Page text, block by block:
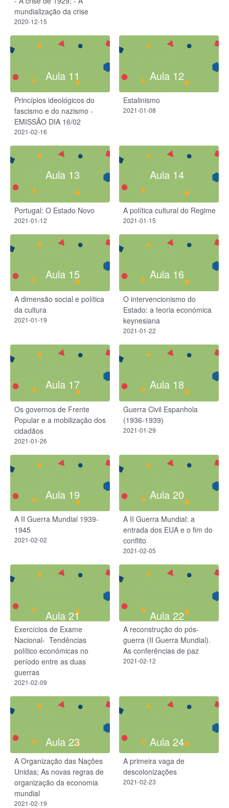
mundialização da crise
2020-12-15
Aula 11
Princípios ideológicos do
fascismo e do nazismo -
EMISSÃO DIA 16/02
2021-02-16
Aula 12
Estalinismo
2021-01-08
Aula 13
Portugal: O Estado Novo
2021-01-12
Aula 14
A política cultural do Regime
2021-01-15
Aula 15
A dimensão social e política
da cultura
2021-01-19
Aula 16
O intervencionismo do
Estado: a teoria económica
keynesiana
2021-01-22
Aula 17
Os governos de Frente
Popular e a mobilização dos
cidadãos
2021-01-26
Aula 18
Guerra Civil Espanhola
(1936-1939)
2021-01-29
Aula 19
A II Guerra Mundial 1939-
1945​
2021-02-02
Aula 20
A II Guerra Mundial: a
entrada dos EUA e o fim do
conflito
2021-02-05
Aula 21
Exercícios de Exame
Nacional- ​ Tendências
político económicas no
período entre as duas
guerras
2021-02-09
Aula 22
A reconstrução do pós-
guerra (II Guerra Mundial).
As conferências de paz
2021-02-12
Aula 23
A Organização das Nações
Unidas; As novas regras de
organização da economia
mundial
2021-02-19
Aula 24
A primeira vaga de
descolonizações
2021-02-23